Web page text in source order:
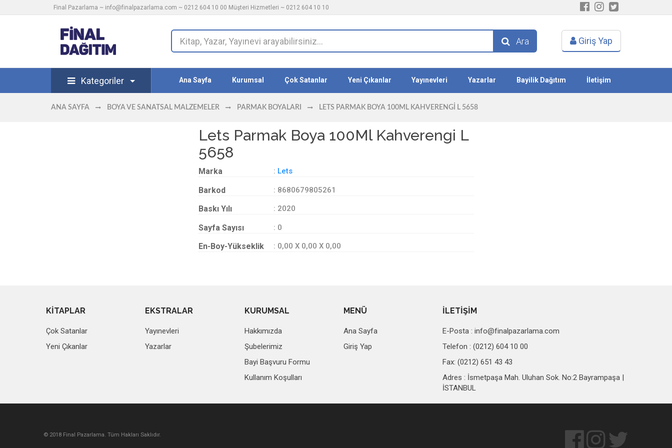
Final Pazarlama ~ info@finalpazarlama.com ~ 0212 604 10 00 Müşteri Hizmetleri ~ 0212 604 10 10
Ara Giriş Yap
Kategoriler Ana Sayfa Kurumsal Çok Satanlar Yeni Çıkanlar Yayınevleri Yazarlar Bayilik Dağıtım İletişim
ANA SAYFA BOYA VE SANATSAL MALZEMELER PARMAK BOYALARI LETS PARMAK BOYA 100ML KAHVERENGI L 5658
Lets Parmak Boya 100Ml Kahverengi L
5658
Marka : Lets
Barkod : 8680679805261
Baskı Yılı : 2020
Sayfa Sayısı : 0
En-Boy-Yükseklik : 0,00 X 0,00 X 0,00
KİTAPLAR
Çok Satanlar
Yeni Çıkanlar
EKSTRALAR
Yayınevleri
Yazarlar
KURUMSAL
Hakkımızda
Şubelerimiz
Bayi Başvuru Formu
Kullanım Koşulları
MENÜ
Ana Sayfa
Giriş Yap
İLETİŞİM
E-Posta :info@finalpazarlama.com
Telefon : (0212) 604 10 00
Fax: (0212) 651 43 43
Adres : İsmetpaşa Mah. Uluhan Sok. No:2 Bayrampaşa |
İSTANBUL
© 2018 Final Pazarlama. Tüm Hakları Saklıdır.